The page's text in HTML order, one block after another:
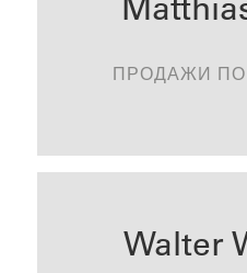
ПРОДАЖИ
Walter